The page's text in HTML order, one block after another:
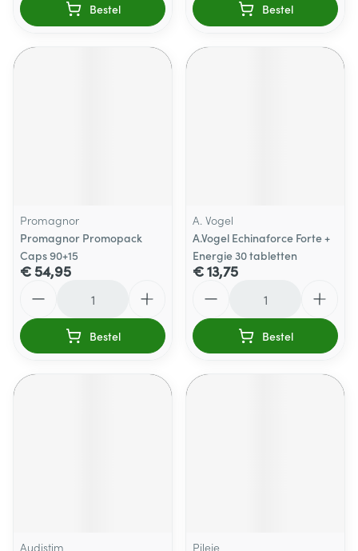
Bestel Bestel
Promagnor
Promagnor Promopack
Caps 90+15
€ 54,95
Bestel
A. Vogel
A.Vogel Echinaforce Forte +
Energie 30 tabletten
€ 13,75
Bestel
Audistim Pileje